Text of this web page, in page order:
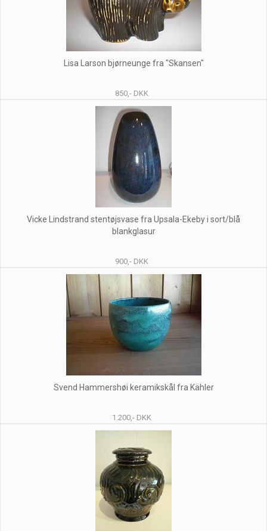
Lisa Larson bjørneunge fra "Skansen"
850,- DKK
Vicke Lindstrand stentøjsvase fra Upsala-Ekeby i sort/blå
blankglasur
900,- DKK
Svend Hammershøi keramikskål fra Kähler
1.200,- DKK